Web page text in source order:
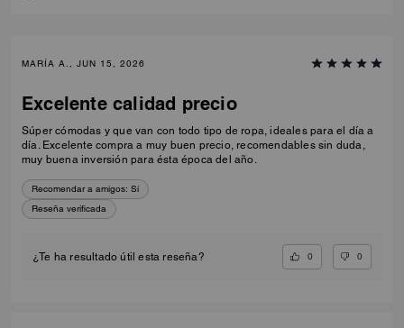
MARÍA A., JUN 15, 2026
Excelente calidad precio
Súper cómodas y que van con todo tipo de ropa, ideales para el día a
día. Excelente compra a muy buen precio, recomendables sin duda,
muy buena inversión para ésta época del año.
Recomendar a amigos: Sí
Reseña verificada
¿Te ha resultado útil esta reseña? 0 0